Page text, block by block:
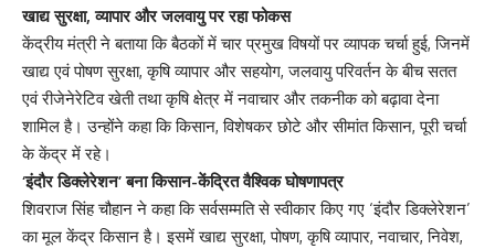
खाद्य सुरक्षा, व्यापार और जलवायु पर रहा फोकस
केंद्रीय मंत्री ने बताया कि बैठकों में चार प्रमुख विषयों पर व्यापक चर्चा हुई, जिनमें
खाद्य एवं पोषण सुरक्षा, कृषि व्यापार और सहयोग, जलवायु परिवर्तन के बीच सतत
एवं रीजेनेरेटिव खेती तथा कृषि क्षेत्र में नवाचार और तकनीक को बढ़ावा देना
शामिल है। उन्होंने कहा कि किसान, विशेषकर छोटे और सीमांत किसान, पूरी चर्चा
के केंद्र में रहे।
‘इंदौर डिक्लेरेशन’ बना किसान-केंद्रित वैश्विक घोषणापत्र
शिवराज सिंह चौहान ने कहा कि सर्वसम्मति से स्वीकार किए गए ‘इंदौर डिक्लेरेशन’
का मूल केंद्र किसान है। इसमें खाद्य सुरक्षा, पोषण, कृषि व्यापार, नवाचार, निवेश,